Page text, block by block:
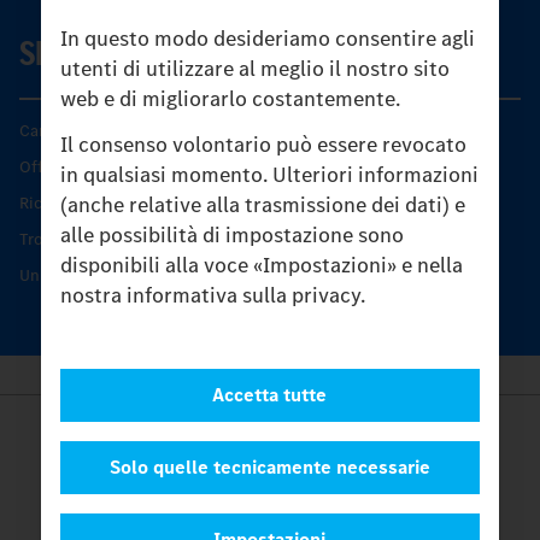
In questo modo desideriamo consentire agli
utenti di utilizzare al meglio il nostro sito
web e di migliorarlo costantemente.
Il consenso volontario può essere revocato
in qualsiasi momento. Ulteriori informazioni
(anche relative alla trasmissione dei dati) e
alle possibilità di impostazione sono
disponibili alla voce «Impostazioni» e nella
nostra informativa sulla privacy.
Solo quelle tecnicamente necessarie
Accetta tutte
SERVIZIO
Caratteristiche di prodotto
Offerta di servizio Unimog
Ricambi originali
Trovare un partner
Unimog Service Days
Provider
Legal Notice
Contatto
Cookies